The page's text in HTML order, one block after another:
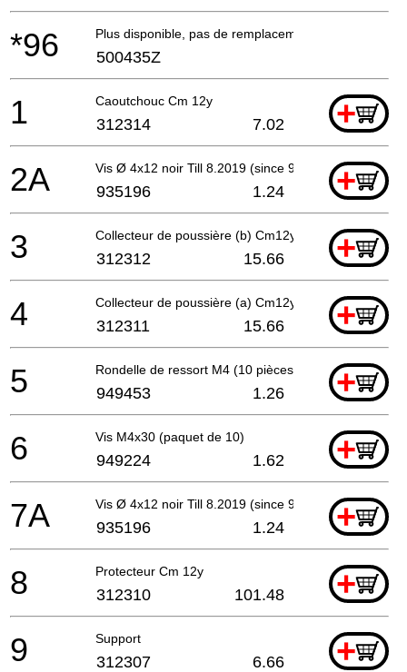
Plus disponible, pas de remplacement
*96 500435Z
Caoutchouc Cm 12y +
1 312314 7.02
Vis Ø 4x12 noir Till 8.2019 (since 9.2017 Except
+
2A 935196 1.24
Collecteur de poussière (b) Cm12y +
3 312312 15.66
Collecteur de poussière (a) Cm12y +
4 312311 15.66
Rondelle de ressort M4 (10 pièces) +
5 949453 1.26
Vis M4x30 (paquet de 10) +
6 949224 1.62
Vis Ø 4x12 noir Till 8.2019 (since 9.2017 Except
+
7A 935196 1.24
Protecteur Cm 12y +
8 312310 101.48
Support +
9 312307 6.66